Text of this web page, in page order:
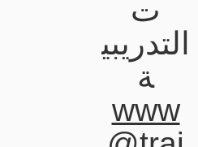
ت
التدريبي
ة
www